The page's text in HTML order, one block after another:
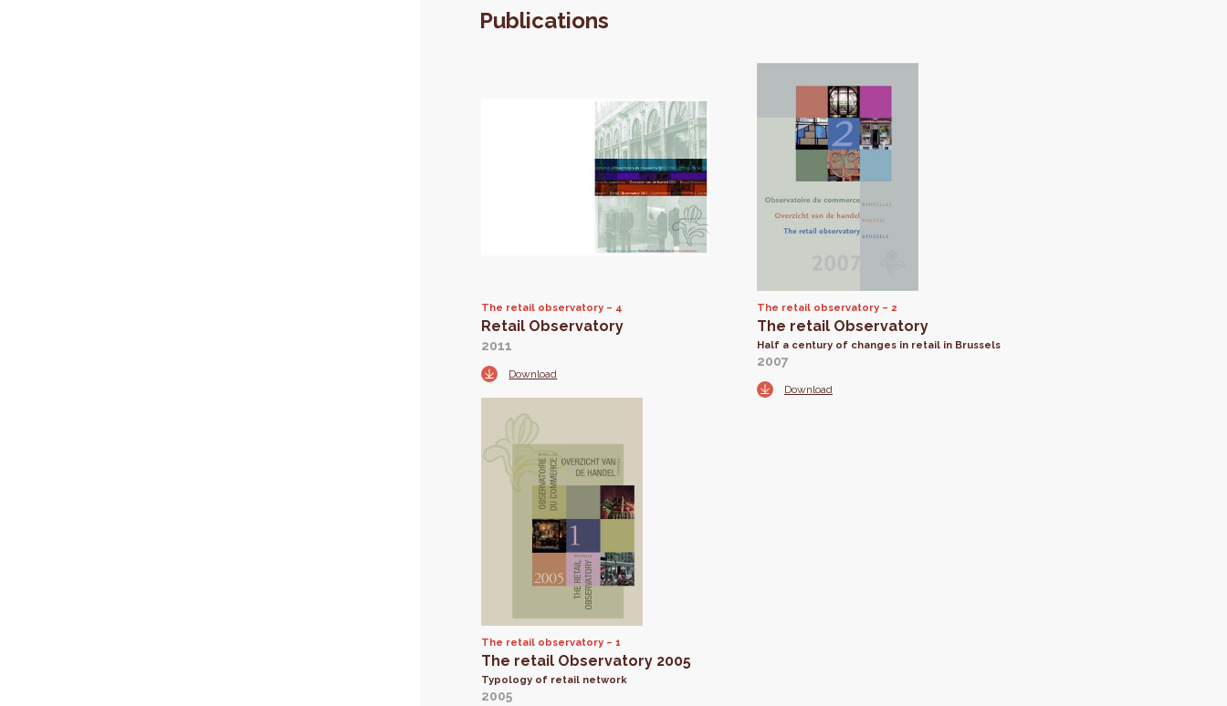
Publications
The retail observatory 4
Retail Observatory
2011
Download
The retail observatory 2
The retail Observatory
Half a century of changes in retail in Brussels
2007
Download
The retail observatory 1
The retail Observatory 2005
Typology of retail network
2005